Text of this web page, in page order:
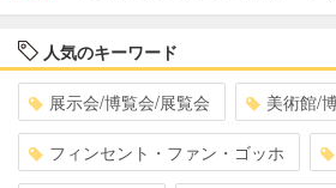
人気のキーワード
展示会/博覧会/展覧会 美術館/
フィンセント・ファン・ゴッホ